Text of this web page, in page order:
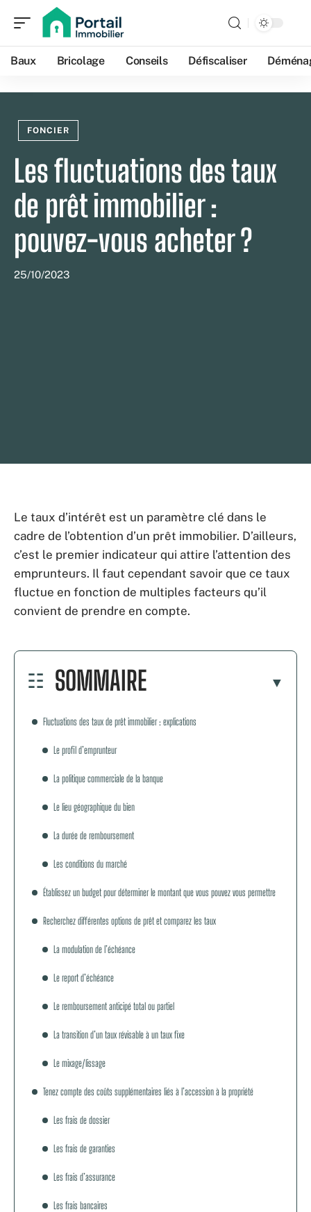
Baux Bricolage Conseils Défiscaliser
FONCIER
Les fluctuations des taux
de prêt immobilier :
pouvez-vous acheter ?
25/10/2023
Le taux d’intérêt est un paramètre clé dans le
cadre de l’obtention d’un prêt immobilier. D’ailleurs,
c’est le premier indicateur qui attire l’attention des
emprunteurs. Il faut cependant savoir que ce taux
fluctue en fonction de multiples facteurs qu’il
convient de prendre en compte.
SOMMAIRE
Fluctuations des taux de prêt immobilier : explications
Le profil d’emprunteur
La politique commerciale de la banque
Le lieu géographique du bien
La durée de remboursement
Les conditions du marché
Établissez un budget pour déterminer le montant que vous pouvez vous permettre
Recherchez différentes options de prêt et comparez les taux
La modulation de l’échéance
Le report d’échéance
Le remboursement anticipé total ou partiel
La transition d’un taux révisable à un taux fixe
Le mixage/lissage
Tenez compte des coûts supplémentaires liés à l’accession à la propriété
Les frais de dossier
Les frais de garanties
Les frais d’assurance
Les frais bancaires